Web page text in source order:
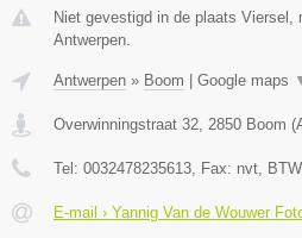
Niet gevestigd in de plaats Viersel,
Antwerpen.
Antwerpen » Boom Google maps
Overwinningstraat 32, 2850 Boom (
Tel: 0032478235613, Fax: nvt,
E-mail › Yannig Van de Wouwer